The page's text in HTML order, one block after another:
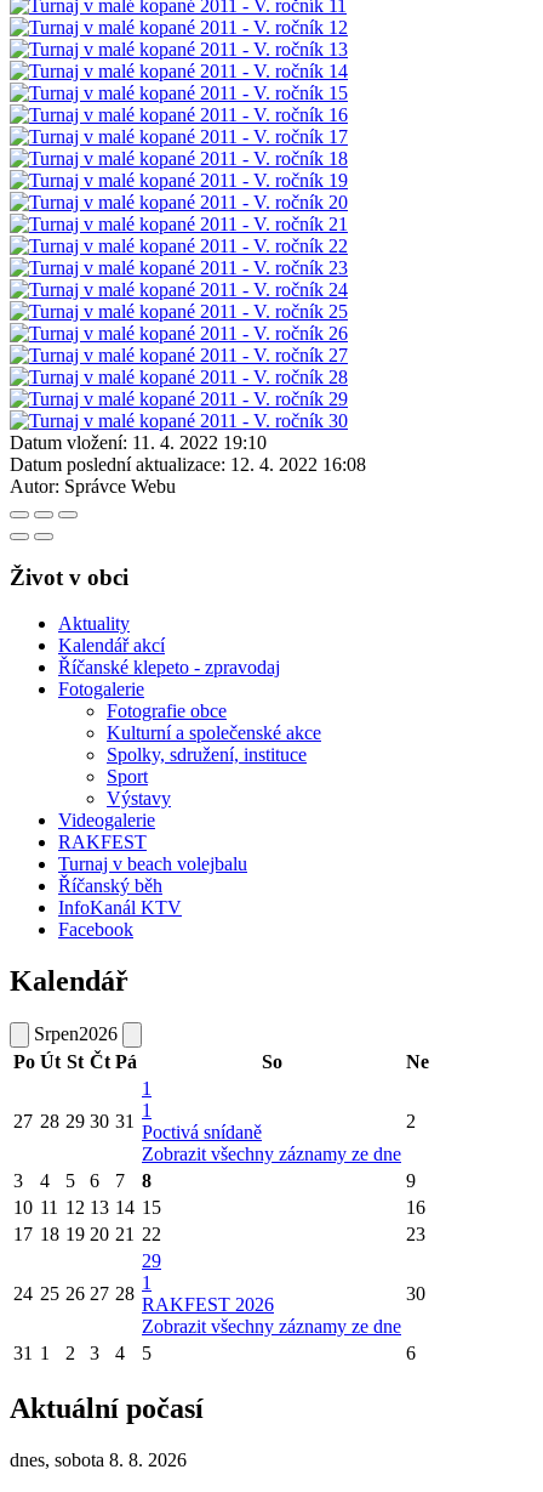
Datum vložení: 11. 4. 2022 19:10
Datum poslední aktualizace: 12. 4. 2022 16:08
Autor: Správce Webu
Život v obci
Aktuality
Kalendář akcí
Říčanské klepeto - zpravodaj
Fotogalerie
Fotografie obce
Kulturní a společenské akce
Spolky, sdružení, instituce
Sport
Výstavy
Videogalerie
RAKFEST
Turnaj v beach volejbalu
Říčanský běh
InfoKanál KTV
Facebook
Kalendář
Srpen2026
Po Út St Čt Pá So Ne
27 28 29 30 31
1
1
Poctivá snídaně
Zobrazit všechny záznamy ze dne
2
3 4 5 6 7 8
9
10 11 12 13 14 15
16
17 18 19 20 21 22 23
24 25 26 27 28
29
1
RAKFEST 2026
Zobrazit všechny záznamy ze dne
30
31 1 2 3 4 5 6
Aktuální počasí
dnes, sobota 8. 8. 2026